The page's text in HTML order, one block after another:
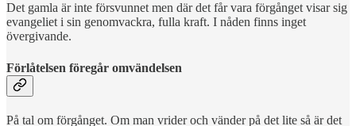
Det gamla är inte försvunnet men där det får vara förgånget visar sig
evangeliet i sin genomvackra, fulla kraft. I nåden finns inget
övergivande.
Förlåtelsen föregår omvändelsen
På tal om förgånget. Om man vrider och vänder på det lite så är det